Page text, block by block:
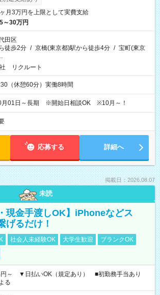
月3万円を上限として実費支給
～30万円
田区
徒歩2分 / 京橋(東京都)駅から徒歩4分 / 宝町(東京
リクルート
（休憩60分）実働8時間
月01日～長期 ※開始日相談OK ※10月～！
応募する 詳細へ
掲載日：2026.08.07
未読
現金手渡しOK】iPhoneなどス
げるだけ！
社会人未経験OK 大学生歓迎
ブランクOK
円～ ▼日払いOK（規定あり） ■初勤務手当あり
る